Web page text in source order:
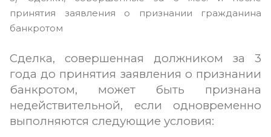
принятия заявления о признании гражданина
банкротом
Сделка, совершенная должником за 3
года до принятия заявления о признании
банкротом, может быть признана
недействительной, если одновременно
выполняются следующие условия: